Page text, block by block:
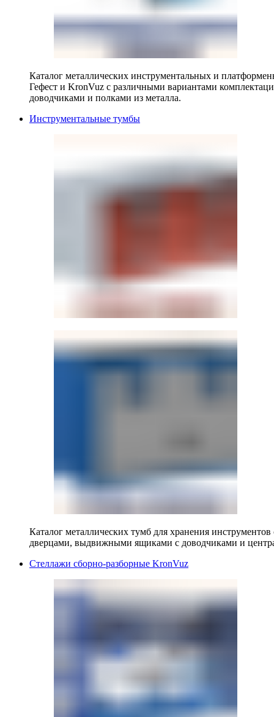
Каталог металлических инструментальных и
Гефест и KronVuz с различными вариантами
доводчиками и полками из металла.
Инструментальные тумбы
Каталог металлических тумб для хранения
дверцами, выдвижными ящиками с доводчиками и
Стеллажи сборно-разборные KronVuz